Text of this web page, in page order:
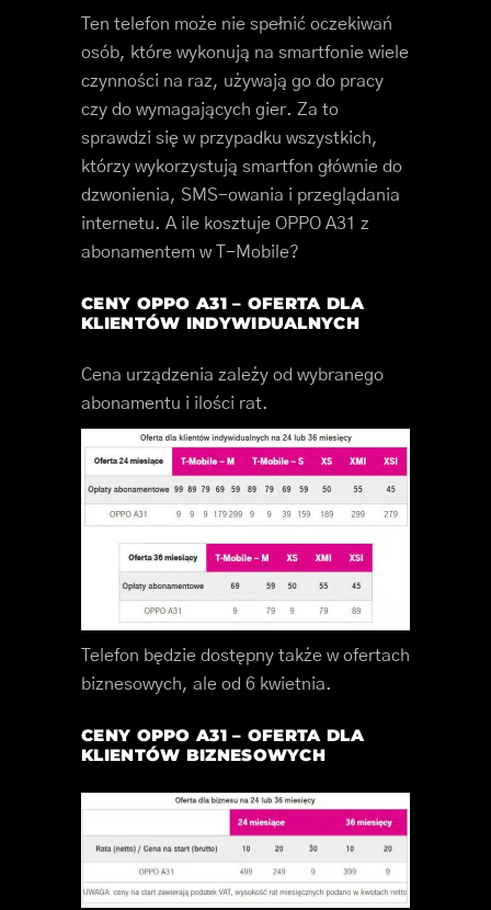
Ten telefon może nie spełnić oczekiwań
osób, które wykonują na smartfonie wiele
czynności na raz, używają go do pracy
czy do wymagających gier. Za to
sprawdzi się w przypadku wszystkich,
którzy wykorzystują smartfon głównie do
dzwonienia, SMS-owania i przeglądania
internetu. A ile kosztuje OPPO A31 z
abonamentem w T-Mobile?
CENY OPPO A31 – OFERTA DLA
KLIENTÓW INDYWIDUALNYCH
Cena urządzenia zależy od wybranego
abonamentu i ilości rat.
Telefon będzie dostępny także w ofertach
biznesowych, ale od 6 kwietnia.
CENY OPPO A31 – OFERTA DLA
KLIENTÓW BIZNESOWYCH